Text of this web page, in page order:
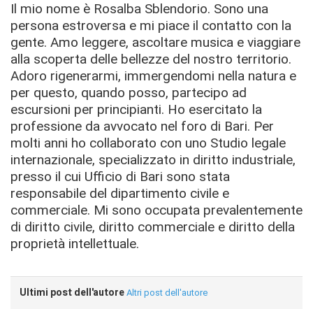
Il mio nome è Rosalba Sblendorio. Sono una
persona estroversa e mi piace il contatto con la
gente. Amo leggere, ascoltare musica e viaggiare
alla scoperta delle bellezze del nostro territorio.
Adoro rigenerarmi, immergendomi nella natura e
per questo, quando posso, partecipo ad
escursioni per principianti. Ho esercitato la
professione da avvocato nel foro di Bari. Per
molti anni ho collaborato con uno Studio legale
internazionale, specializzato in diritto industriale,
presso il cui Ufficio di Bari sono stata
responsabile del dipartimento civile e
commerciale. Mi sono occupata prevalentemente
di diritto civile, diritto commerciale e diritto della
proprietà intellettuale.
Ultimi post dell'autore Altri post dell'autore